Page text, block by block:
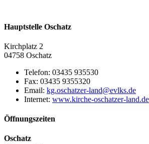
Hauptstelle Oschatz
Kirchplatz 2
04758 Oschatz
Telefon: 03435 935530
Fax: 03435 9355320
Email:
Internet: www.kirche-oschatzer-land.de
Öffnungszeiten
Oschatz